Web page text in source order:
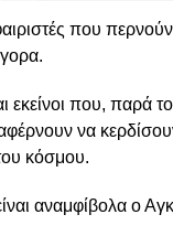
που
που, παρά
να
κόσμου.
αναμφίβολα ο